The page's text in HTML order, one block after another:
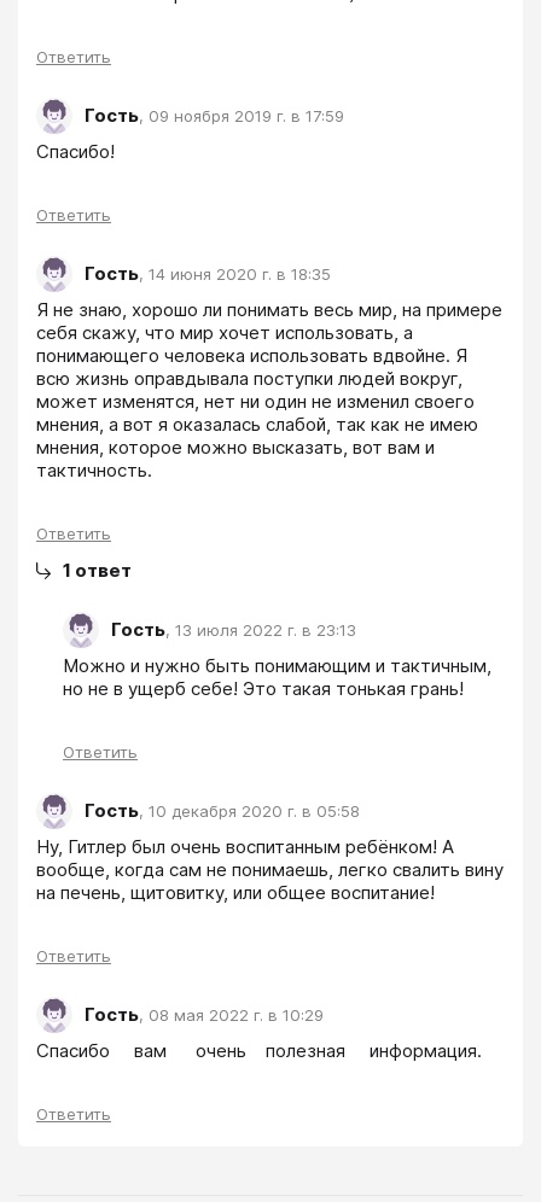
Ответить
Гость, 09 ноября 2019 г. в 17:59
Спасибо!
Ответить
Гость, 14 июня 2020 г. в 18:35
Я не знаю, хорошо ли понимать весь мир, на примере
себя скажу, что мир хочет использовать, а
понимающего человека использовать вдвойне. Я
всю жизнь оправдывала поступки людей вокруг,
может изменятся, нет ни один не изменил своего
мнения, а вот я оказалась слабой, так как не имею
мнения, которое можно высказать, вот вам и
тактичность.
Ответить
1 ответ
Гость, 13 июля 2022 г. в 23:13
Можно и нужно быть понимающим и тактичным,
но не в ущерб себе! Это такая тонькая грань!
Ответить
Гость, 10 декабря 2020 г. в 05:58
Ну, Гитлер был очень воспитанным ребёнком! А
вообще, когда сам не понимаешь, легко свалить вину
на печень, щитовитку, или общее воспитание!
Ответить
Гость, 08 мая 2022 г. в 10:29
Спасибо     вам      очень    полезная     информация.
Ответить